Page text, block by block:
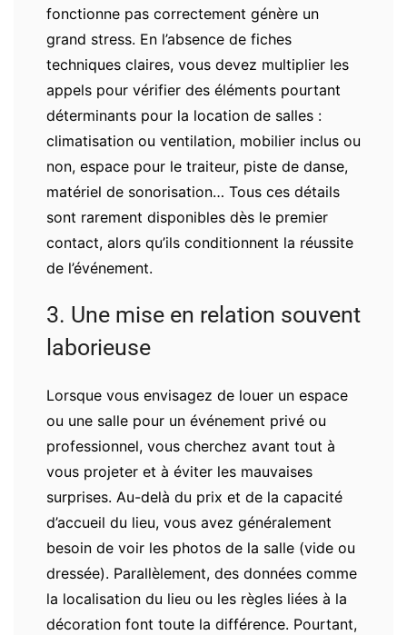
fonctionne pas correctement génère un
grand stress. En l’absence de fiches
techniques claires, vous devez multiplier les
appels pour vérifier des éléments pourtant
déterminants pour la location de salles :
climatisation ou ventilation, mobilier inclus ou
non, espace pour le traiteur, piste de danse,
matériel de sonorisation… Tous ces détails
sont rarement disponibles dès le premier
contact, alors qu’ils conditionnent la réussite
de l’événement.
3. Une mise en relation souvent
laborieuse
Lorsque vous envisagez de louer un espace
ou une salle pour un événement privé ou
professionnel, vous cherchez avant tout à
vous projeter et à éviter les mauvaises
surprises. Au-delà du prix et de la capacité
d’accueil du lieu, vous avez généralement
besoin de voir les photos de la salle (vide ou
dressée). Parallèlement, des données comme
la localisation du lieu ou les règles liées à la
décoration font toute la différence. Pourtant,